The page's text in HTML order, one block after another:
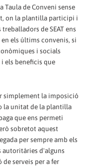
Taula de Conveni sense
on la plantilla participi i
de SEAT ens
els últims convenis, si
i socials
els beneficis que
simplement la imposició
la unitat de la plantilla
que ens permeti
sobretot aquest
per sempre amb els
autoritàries d'alguns
serveis per a fer